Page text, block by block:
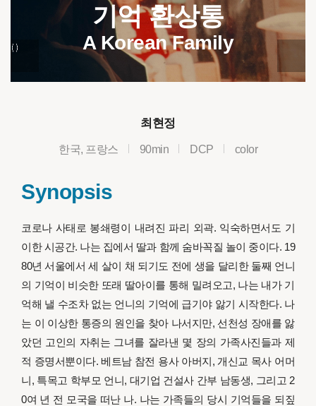
기억 환상통
A Korean Family
최현정
한국, 프랑스 90min DCP color
Synopsis
코로나 사태로 봉쇄령이 내려진 파리 외곽. 익숙하면서도 기
이한 시공간. 나는 집에서 딸과 함께 숨바꼭질 놀이 중이다. 19
80년 서울에서 세 살이 채 되기도 전에 생을 달리한 둘째 언니
의 기억이 비슷한 또래 딸아이를 통해 밀려오고, 나는 내가 기
억해 낼 수조차 없는 언니의 기억에 급기야 앓기 시작한다. 나
는 이 이상한 통증의 원인을 찾아 나서지만, 선천성 장애를 앓
았던 고인의 자취는 그녀를 잘라낸 몇 장의 가족사진들과 제
적 증명서뿐이다. 베트남 참전 용사 아버지, 개신교 목사 어머
니, 특목고 학부모 언니, 대기업 건설사 간부 남동생, 그리고 2
0여 년 전 모국을 떠난 나. 나는 가족들의 당시 기억들을 되짚